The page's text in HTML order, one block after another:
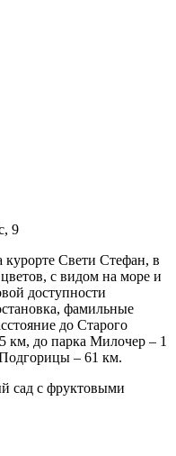
9
курорте Свети Стефан, в
с видом на море и
доступности
фамильные
до Старого
км, до парка Милочер – 1
– 61 км.
сад с фруктовыми